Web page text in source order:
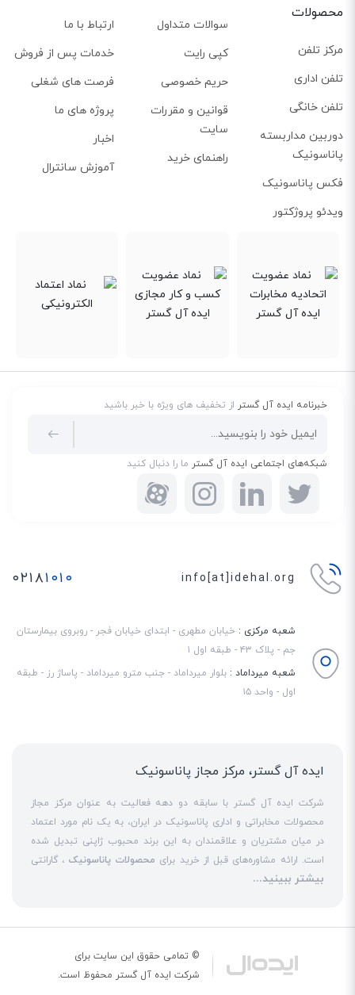
محصولات
مرکز تلفن
تلفن اداری
تلفن خانگی
دوربین مداربسته
پاناسونیک
فکس پاناسونیک
ویدئو پروژکتور
سوالات متداول
کپی رایت
حریم خصوصی
قوانین و مقررات
سایت
راهنمای خرید
ارتباط با ما
خدمات پس از فروش
فرصت های شغلی
پروژه های ما
اخبار
آموزش سانترال
خبرنامه ایده آل گستر از تخفیف های ویژه با خبر باشید
شبکه‌های اجتماعی ایده آل گستر ما را دنبال کنید
info[at]idehal.org ۰۲۱۸۱۰۱۰
شعبه مرکزی : خیابان مطهری - ابتدای خیابان فجر - روبروی بیمارستان
جم - پلاک ۴۳ - طبقه اول ۱
شعبه میرداماد : بلوار میرداماد - جنب مترو میرداماد - پاساژ رز - طبقه
اول - واحد ۱۵
ایده آل گستر، مرکز مجاز پاناسونیک
شرکت ایده آل گستر با سابقه دو دهه فعالیت به عنوان مرکز مجاز
محصولات مخابراتی و اداری پاناسونیک در ایران، به یک نام مورد اعتماد
در میان مشتریان و علاقمندان به این برند محبوب ژاپنی تبدیل شده
است. ارائه مشاوره‌های قبل از خرید برای محصولات پاناسونیک ، گارانتی
18 ماهه معتبر و شرکتی برای کلیه محصولات عرضه شده و تعهد کامل
انواع مراکز
سانترال
است. این مهم با اتکا به تکنسین‌های فنی و مجرب
که در ایننمایندگی سانترال پاناسونیک
حاضر هستند، حاصل می‌شود. به
بیشتر ببینید...
© تمامی حقوق این سایت برای
شرکت ایده آل گستر محفوظ است.